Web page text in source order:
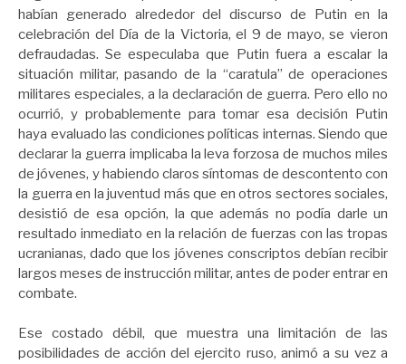
habían generado alrededor del discurso de Putin en la
celebración del Día de la Victoria, el 9 de mayo, se vieron
defraudadas. Se especulaba que Putin fuera a escalar la
situación militar, pasando de la “caratula” de operaciones
militares especiales, a la declaración de guerra. Pero ello no
ocurrió, y probablemente para tomar esa decisión Putin
haya evaluado las condiciones políticas internas. Siendo que
declarar la guerra implicaba la leva forzosa de muchos miles
de jóvenes, y habiendo claros síntomas de descontento con
la guerra en la juventud más que en otros sectores sociales,
desistió de esa opción, la que además no podía darle un
resultado inmediato en la relación de fuerzas con las tropas
ucranianas, dado que los jóvenes conscriptos debían recibir
largos meses de instrucción militar, antes de poder entrar en
combate.
Ese costado débil, que muestra una limitación de las
posibilidades de acción del ejercito ruso, animó a su vez a